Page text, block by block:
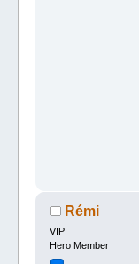
Rémi
VIP
Hero Member